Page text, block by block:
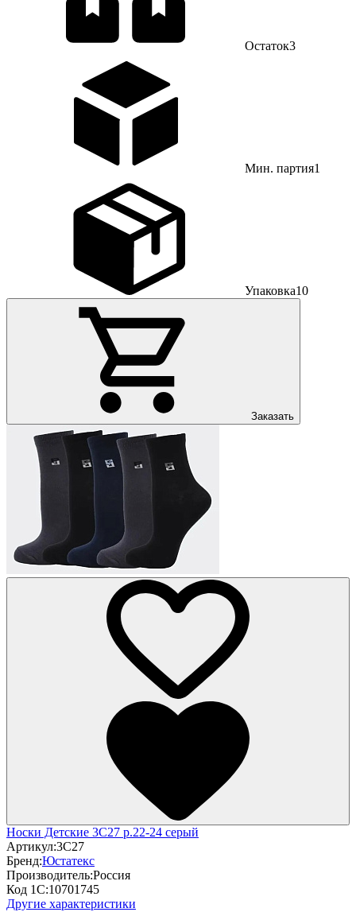
Остаток3
Мин. партия1
Упаковка10
Заказать
Носки Детские 3С27 р.22-24 серый
Артикул:3С27
Бренд:Юстатекс
Производитель:Россия
Код 1С:10701745
Другие характеристики